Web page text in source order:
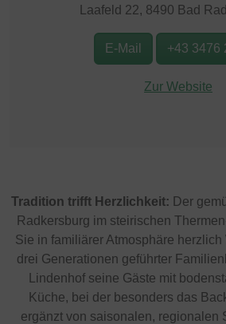
Laafeld 22, 8490 Bad
E-Mail +43 3476
Zur Website
Tradition trifft Herzlichkeit: Der
Radkersburg im steirischen
Sie in familiärer Atmosphäre
drei Generationen geführter
Lindenhof seine Gäste mit
Küche, bei der besonders das
ergänzt von saisonalen, regionalen